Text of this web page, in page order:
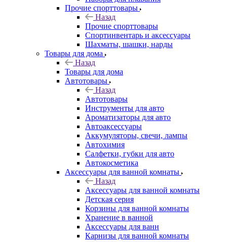
Прочие спорттовары
Назад
Прочие спорттовары
Спортинвентарь и аксессуары
Шахматы, шашки, нарды
Товары для дома
Назад
Товары для дома
Автотовары
Назад
Автотовары
Инструменты для авто
Ароматизаторы для авто
Автоаксессуары
Аккумуляторы, свечи, лампы
Автохимия
Салфетки, губки для авто
Автокосметика
Аксессуары для ванной комнаты
Назад
Аксессуары для ванной комнаты
Детская серия
Корзины для ванной комнаты
Хранение в ванной
Аксессуары для ванн
Карнизы для ванной комнаты